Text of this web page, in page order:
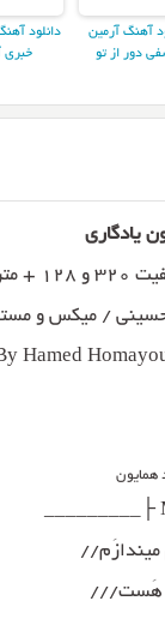
آهنگ آرمین
دور از تو
دانلود
خبری
یادگاری
از
حسینی / میکس و
Hamed
همایون
هَست///